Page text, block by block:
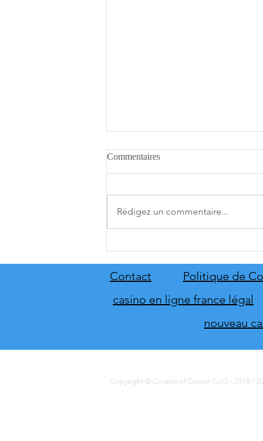
Commentaires
Rédigez un commentaire...
Contact Politique de
casino en ligne france légal
nouveau
Copyright © Couple of Gamer CoG - 2018 /